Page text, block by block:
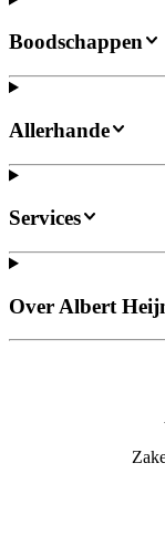
Boodschappen
Allerhande
Services
Over Albert